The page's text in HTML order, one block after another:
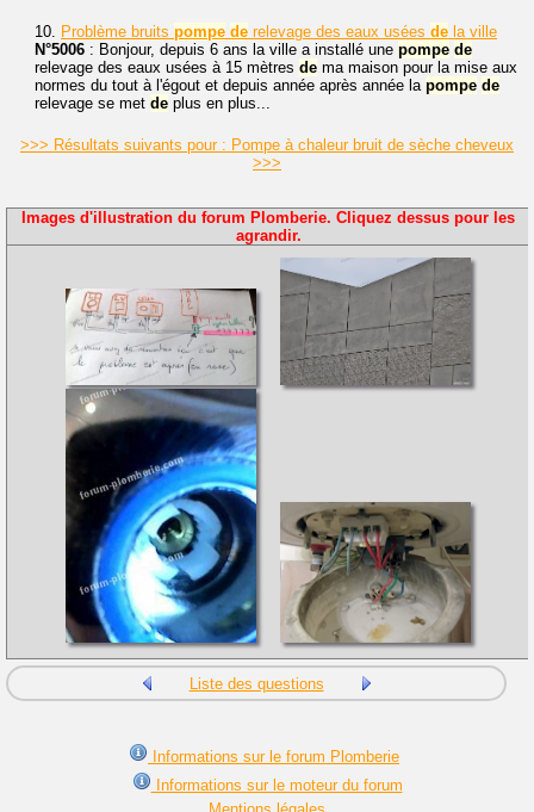
10. Problème bruits pompe de relevage des eaux usées de la ville
N°5006 : Bonjour, depuis 6 ans la ville a installé une pompe de
relevage des eaux usées à 15 mètres de ma maison pour la mise aux
normes du tout à l'égout et depuis année après année la pompe de
relevage se met de plus en plus...
>>> Résultats suivants pour : Pompe à chaleur bruit de sèche cheveux
>>>
Images d'illustration du forum Plomberie. Cliquez dessus pour les
agrandir.
Liste des questions
Informations sur le forum Plomberie
Informations sur le moteur du forum